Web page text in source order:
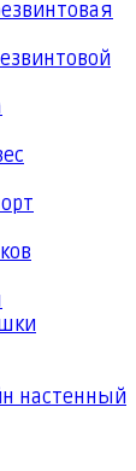
настенный